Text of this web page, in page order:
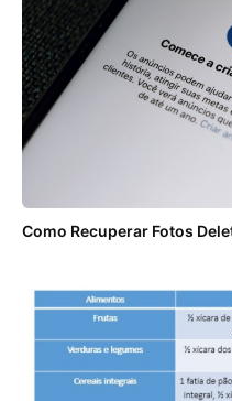
Como Recuperar Fotos